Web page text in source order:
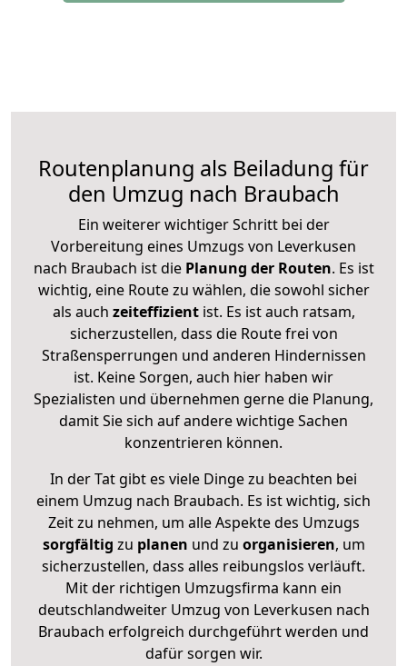
Routenplanung als Beiladung für
den Umzug nach Braubach
Ein weiterer wichtiger Schritt bei der
Vorbereitung eines Umzugs von Leverkusen
nach Braubach ist diePlanung der Routen. Es ist
wichtig, eine Route zu wählen, die sowohl sicher
als auch zeiteffizientist. Es ist auch ratsam,
sicherzustellen, dass die Route frei von
Straßensperrungen und anderen Hindernissen
ist. Keine Sorgen, auch hier haben wir
Spezialisten und übernehmen gerne die Planung,
damit Sie sich auf andere wichtige Sachen
konzentrieren können.
In der Tat gibt es viele Dinge zu beachten bei
einem Umzug nach Braubach. Es ist wichtig, sich
Zeit zu nehmen, um alle Aspekte des Umzugs
sorgfältig zu planen und zu organisieren, um
sicherzustellen, dass alles reibungslos verläuft.
Mit der richtigen Umzugsfirma kann ein
deutschlandweiter Umzug von Leverkusen nach
Braubach erfolgreich durchgeführt werden und
dafür sorgen wir.